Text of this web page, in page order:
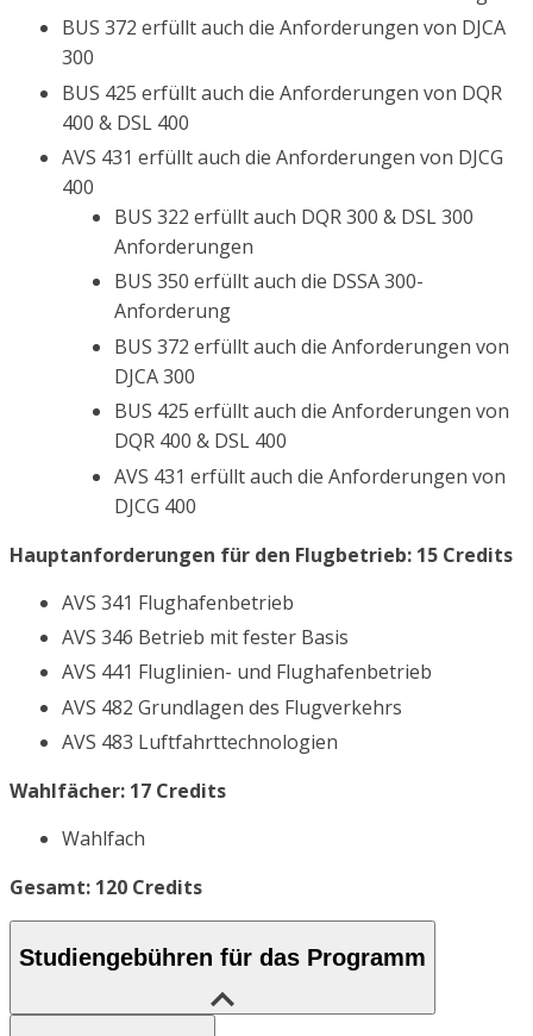
BUS 372 erfüllt auch die Anforderungen von DJCA
300
BUS 425 erfüllt auch die Anforderungen von DQR
400 & DSL 400
AVS 431 erfüllt auch die Anforderungen von DJCG
400
BUS 322 erfüllt auch DQR 300 & DSL 300
Anforderungen
BUS 350 erfüllt auch die DSSA 300-
Anforderung
BUS 372 erfüllt auch die Anforderungen von
DJCA 300
BUS 425 erfüllt auch die Anforderungen von
DQR 400 & DSL 400
AVS 431 erfüllt auch die Anforderungen von
DJCG 400
Hauptanforderungen für den Flugbetrieb: 15 Credits
AVS 341 Flughafenbetrieb
AVS 346 Betrieb mit fester Basis
AVS 441 Fluglinien- und Flughafenbetrieb
AVS 482 Grundlagen des Flugverkehrs
AVS 483 Luftfahrttechnologien
Wahlfächer: 17 Credits
Wahlfach
Gesamt: 120 Credits
Studiengebühren für das Programm